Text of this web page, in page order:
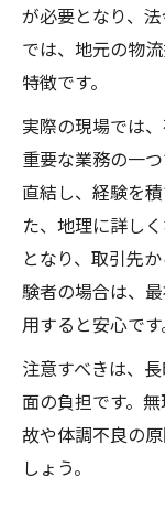
が必要となり、
では、地元の物
特徴です。
実際の現場では
重要な業務の一
直結し、経験を
た、地理に詳し
となり、取引先
験者の場合は、
用すると安心です
注意すべきは、
面の負担です。
故や体調不良の
しょう。